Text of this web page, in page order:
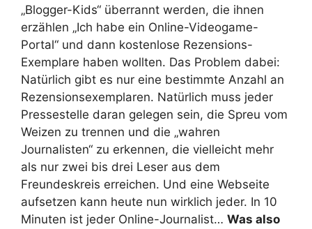
„Blogger-Kids“ überrannt werden, die ihnen
erzählen „Ich habe ein Online-Videogame-
Portal“ und dann kostenlose Rezensions-
Exemplare haben wollten. Das Problem dabei:
Natürlich gibt es nur eine bestimmte Anzahl an
Rezensionsexemplaren. Natürlich muss jeder
Pressestelle daran gelegen sein, die Spreu vom
Weizen zu trennen und die „wahren
Journalisten“ zu erkennen, die vielleicht mehr
als nur zwei bis drei Leser aus dem
Freundeskreis erreichen. Und eine Webseite
aufsetzen kann heute nun wirklich jeder. In 10
Minuten ist jeder Online-Journalist… Was also